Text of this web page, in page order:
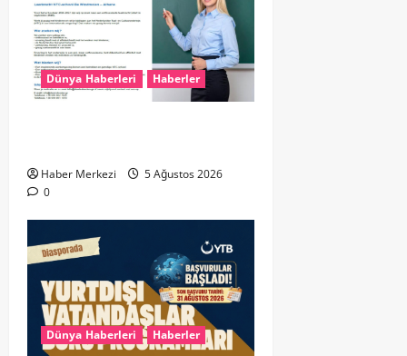
Dünya Haberleri Haberler
Haber Merkezi
5 Ağustos 2026
0
Dünya Haberleri Haberler